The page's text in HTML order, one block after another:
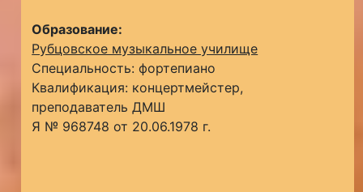
Образование:
Рубцовское музыкальное училище
Специальность: фортепиано
Квалификация: концертмейстер,
преподаватель ДМШ
Я № 968748 от 20.06.1978 г.